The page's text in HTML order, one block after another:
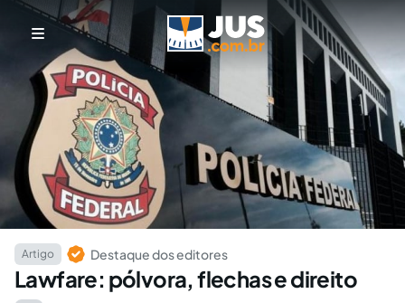
Artigo Destaque dos editores
Lawfare: pólvora, flechas e direito